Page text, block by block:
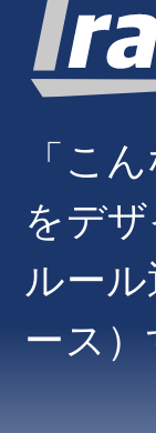
「こ
をデザ
ルー
ース）